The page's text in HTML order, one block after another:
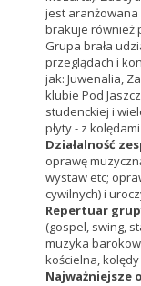
jest aranżowana
brakuje również
Grupa brała
przeglądach i
jak: Juwenalia,
klubie Pod
studenckiej i
płyty - z
Działalność
oprawę
wystaw etc;
cywilnych) i
Repertuar
(gospel, swing,
muzyka
kościelna, kolędy
Najważniejsze